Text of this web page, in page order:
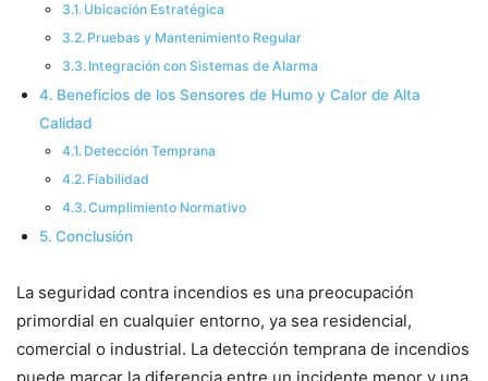
Ubicación Estratégica
Pruebas y Mantenimiento Regular
Integración con Sistemas de Alarma
Beneficios de los Sensores de Humo y Calor de Alta
Calidad
Detección Temprana
Fiabilidad
Cumplimiento Normativo
Conclusión
La seguridad contra incendios es una preocupación
primordial en cualquier entorno, ya sea residencial,
comercial o industrial. La detección temprana de incendios